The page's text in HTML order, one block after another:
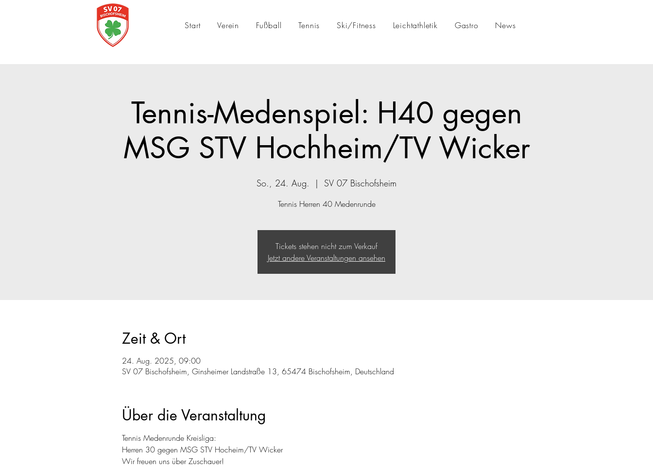
Start Verein Fußball Tennis Ski/Fitness Leichtathletik Gastro News
Tennis-Medenspiel: H40 gegen
MSG STV Hochheim/TV Wicker
So., 24. Aug.
  |
SV 07 Bischofsheim
Tennis Herren 40 Medenrunde
Tickets stehen nicht zum Verkauf
Jetzt andere Veranstaltungen ansehen
Zeit & Ort
24. Aug. 2025, 09:00
SV 07 Bischofsheim, Ginsheimer Landstraße 13, 65474 Bischofsheim, Deutschland
Über die Veranstaltung
Tennis Medenrunde Kreisliga:
Herren 30 gegen MSG STV Hocheim/TV Wicker
Wir freuen uns über Zuschauer!